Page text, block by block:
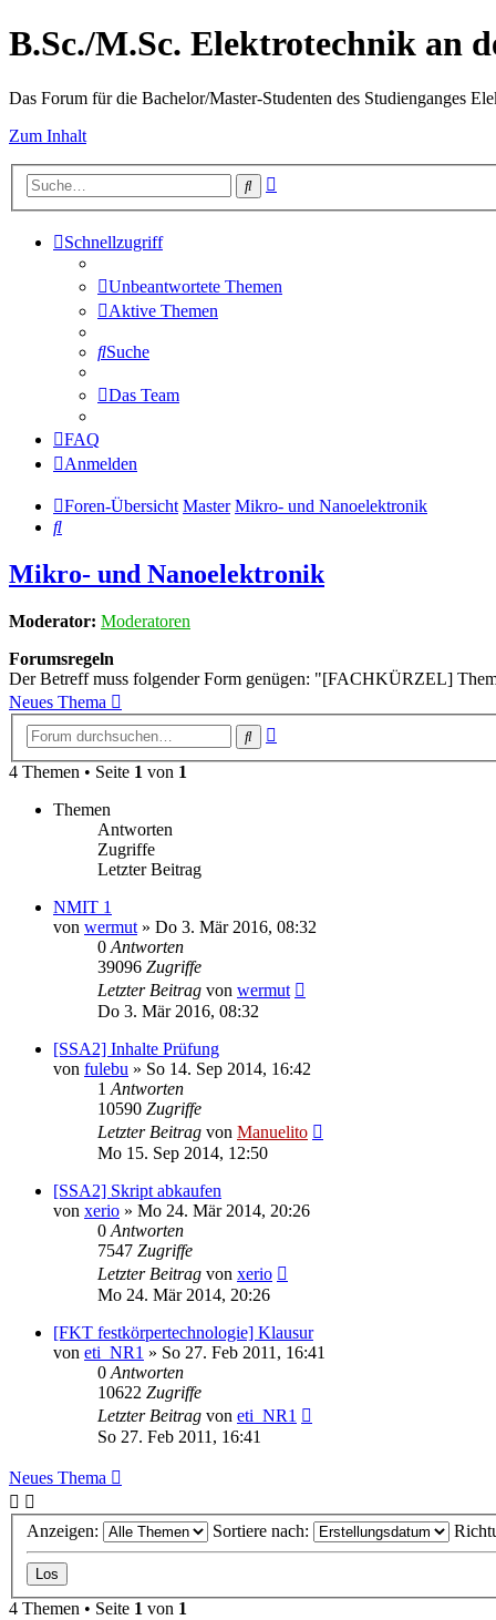
B.Sc./M.Sc. Elektrotechnik an
Das Forum für die Bachelor/Master-Studenten des Studienganges
Zum Inhalt
Suche
Schnellzugriff
Unbeantwortete Themen
Aktive Themen
Suche
Das Team
FAQ
Anmelden
Foren-Übersicht Master Mikro- und Nanoelektronik
Suche
Mikro- und Nanoelektronik
Moderator: Moderatoren
Forumsregeln
Der Betreff muss folgender Form genügen: "[FACHKÜRZEL]
Neues Thema
Suche
4 Themen • Seite 1 von 1
Themen
Antworten
Zugriffe
Letzter Beitrag
NMIT 1
von wermut » Do 3. Mär 2016, 08:32
0 Antworten
39096 Zugriffe
Letzter Beitrag von wermut
Do 3. Mär 2016, 08:32
[SSA2] Inhalte Prüfung
von fulebu » So 14. Sep 2014, 16:42
1 Antworten
10590 Zugriffe
Letzter Beitrag von Manuelito
Mo 15. Sep 2014, 12:50
[SSA2] Skript abkaufen
von xerio » Mo 24. Mär 2014, 20:26
0 Antworten
7547 Zugriffe
Letzter Beitrag von xerio
Mo 24. Mär 2014, 20:26
[FKT festkörpertechnologie] Klausur
von eti_NR1 » So 27. Feb 2011, 16:41
0 Antworten
10622 Zugriffe
Letzter Beitrag von eti_NR1
So 27. Feb 2011, 16:41
Neues Thema
Anzeigen: Sortiere nach:
4 Themen • Seite 1 von 1